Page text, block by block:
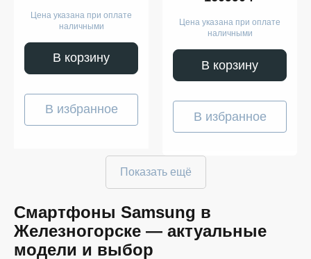
Цена указана при оплате
наличными
В корзину
В избранное
Цена указана при оплате
наличными
В корзину
В избранное
Показать ещё
Смартфоны Samsung в
Железногорске — актуальные
модели и выбор